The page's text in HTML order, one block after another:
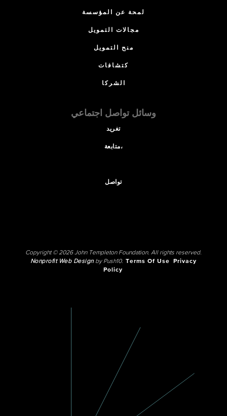
لمحة عن المؤسسة
مجالات التمويل
منح التمويل
كتشافات
الشركا
وسائل تواصل اجتماعي
تغريد
متابعة،
تواصل
Copyright © 2026 John Templeton Foundation. All rights reserved.
Nonprofit Web Designby Push10. Terms Of Use
Privacy
Policy